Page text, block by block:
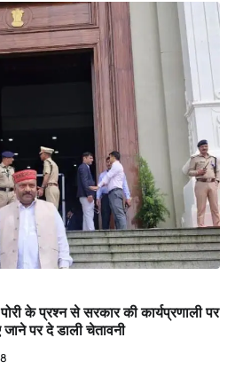
के प्रश्न से सरकार की कार्यप्रणाली पर
जाने पर दे डाली चेतावनी